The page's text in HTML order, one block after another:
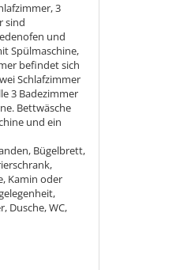
3
sind
und
Spülmaschine,
befindet sich
Schlafzimmer
3 Badezimmer
Bettwäsche
und ein
Bügelbrett,
Kamin oder
Dusche, WC,